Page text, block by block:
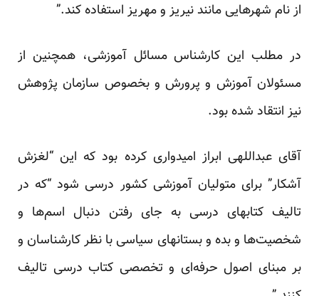
از نام شهرهایی مانند نیریز و مهریز استفاده کند.”
در مطلب این کارشناس مسائل آموزشی، همچنین از
مسئولان آموزش و پرورش و بخصوص سازمان پژوهش
نیز انتقاد شده بود.
آقای عبداللهی ابراز امیدواری کرده بود که این “لغزش
آشکار” برای متولیان آموزشی کشور درسی شود “که در
تالیف کتابهای درسی به جای رفتن دنبال اسم‌ها و
شخصیت‌ها و بده و بستانهای سیاسی با نظر کارشناسان و
بر مبنای اصول حرفه‌ای و تخصصی کتاب درسی تالیف